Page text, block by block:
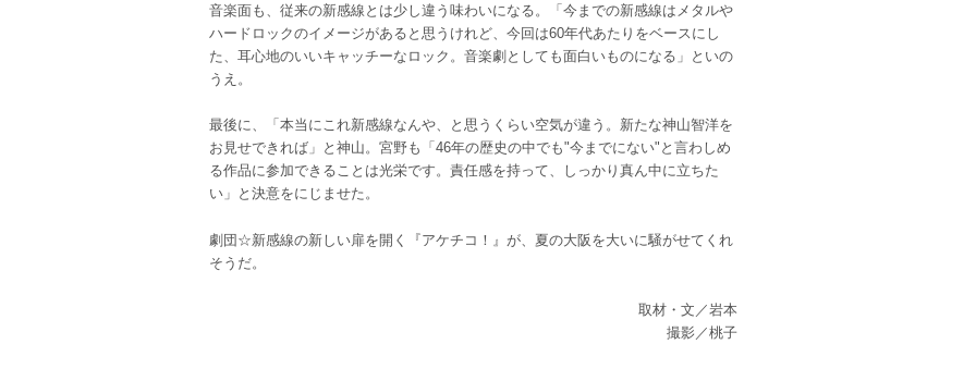
音楽面も、従来の新感線とは少し違う味わいになる。「今までの新感線はメタルや
ハードロックのイメージがあると思うけれど、今回は60年代あたりをベースにし
た、耳心地のいいキャッチーなロック。音楽劇としても面白いものになる」といの
うえ。
最後に、「本当にこれ新感線なんや、と思うくらい空気が違う。新たな神山智洋を
お見せできれば」と神山。宮野も「46年の歴史の中でも"今までにない"と言わしめ
る作品に参加できることは光栄です。責任感を持って、しっかり真ん中に立ちた
い」と決意をにじませた。
劇団☆新感線の新しい扉を開く『アケチコ！』が、夏の大阪を大いに騒がせてくれ
そうだ。
取材・文／岩本
撮影／桃子